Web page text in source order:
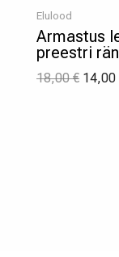
Elulood
Armastus
preestri
18,00€ 14,00